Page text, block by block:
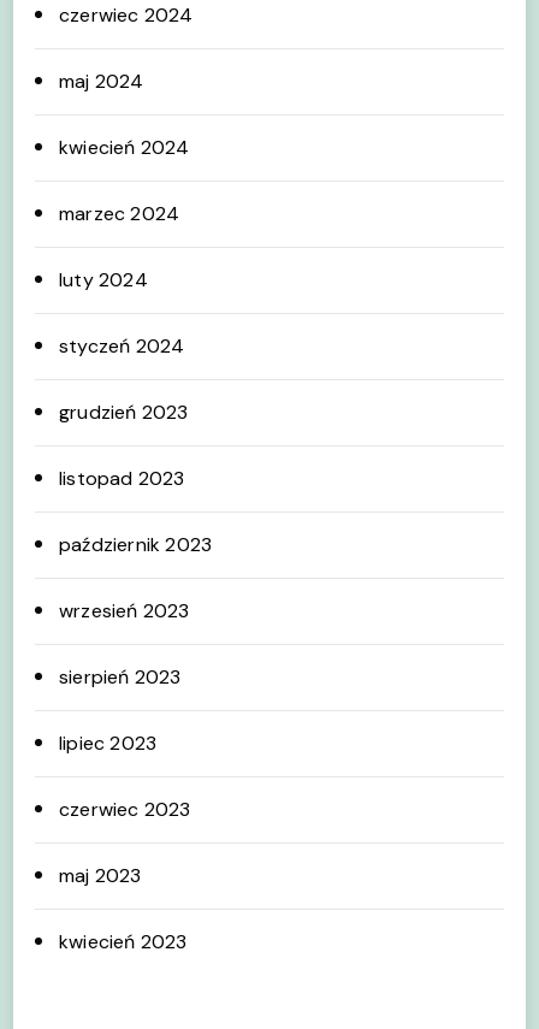
czerwiec 2024
maj 2024
kwiecień 2024
marzec 2024
luty 2024
styczeń 2024
grudzień 2023
listopad 2023
październik 2023
wrzesień 2023
sierpień 2023
lipiec 2023
czerwiec 2023
maj 2023
kwiecień 2023